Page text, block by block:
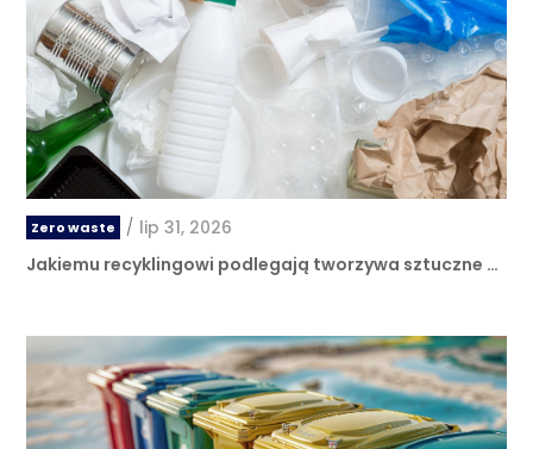
Zero waste / lip 31, 2026
Jakiemu recyklingowi podlegają tworzywa sztuczne …